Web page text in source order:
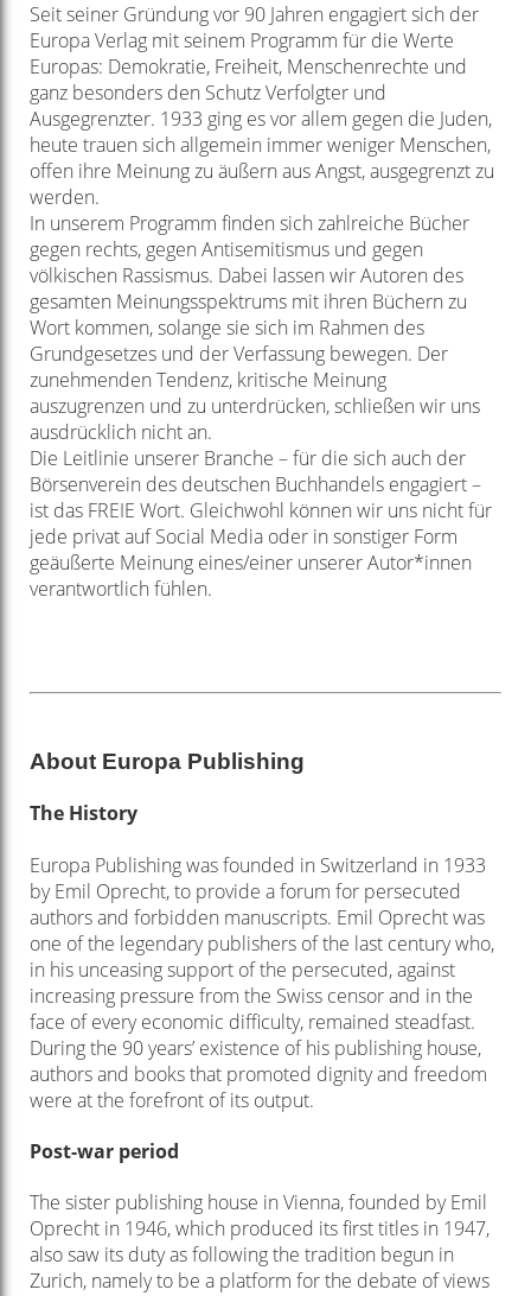
Seit seiner Gründung vor 90 Jahren engagiert sich der
Europa Verlag mit seinem Programm für die Werte
Europas: Demokratie, Freiheit, Menschenrechte und
ganz besonders den Schutz Verfolgter und
Ausgegrenzter. 1933 ging es vor allem gegen die Juden,
heute trauen sich allgemein immer weniger Menschen,
offen ihre Meinung zu äußern aus Angst, ausgegrenzt zu
werden.
In unserem Programm finden sich zahlreiche Bücher
gegen rechts, gegen Antisemitismus und gegen
völkischen Rassismus. Dabei lassen wir Autoren des
gesamten Meinungsspektrums mit ihren Büchern zu
Wort kommen, solange sie sich im Rahmen des
Grundgesetzes und der Verfassung bewegen. Der
zunehmenden Tendenz, kritische Meinung
auszugrenzen und zu unterdrücken, schließen wir uns
ausdrücklich nicht an.
Die Leitlinie unserer Branche – für die sich auch der
Börsenverein des deutschen Buchhandels engagiert –
ist das FREIE Wort. Gleichwohl können wir uns nicht für
jede privat auf Social Media oder in sonstiger Form
geäußerte Meinung eines/einer unserer Autor*innen
verantwortlich fühlen.
About Europa Publishing
The History
Europa Publishing was founded in Switzerland in 1933
by Emil Oprecht, to provide a forum for persecuted
authors and forbidden manuscripts. Emil Oprecht was
one of the legendary publishers of the last century who,
in his unceasing support of the persecuted, against
increasing pressure from the Swiss censor and in the
face of every economic difficulty, remained steadfast.
During the 90 years’ existence of his publishing house,
authors and books that promoted dignity and freedom
were at the forefront of its output.
Post-war period
The sister publishing house in Vienna, founded by Emil
Oprecht in 1946, which produced its first titles in 1947,
also saw its duty as following the tradition begun in
Zurich, namely to be a platform for the debate of views